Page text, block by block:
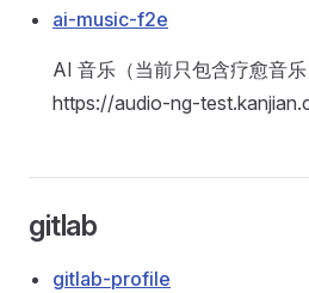
ai-music-f2e
AI 音乐（当前只包含疗愈音乐
https://audio-ng-
gitlab
gitlab-profile